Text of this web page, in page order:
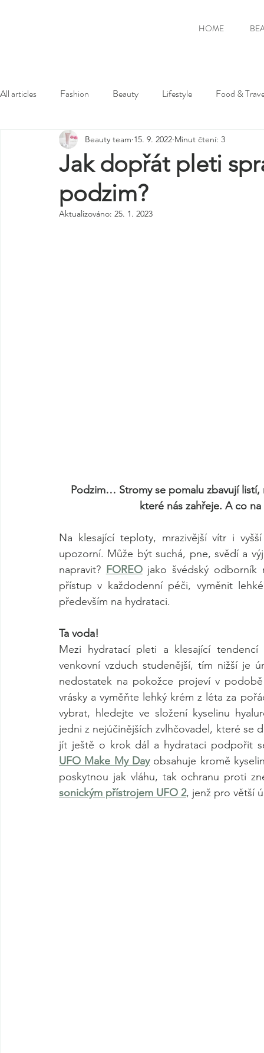
HOME
All articles Fashion Beauty Lifestyle Food &
Jak dopřát pleti
podzim?
Beauty team 15. 9. 2022 Minut čtení: 3
Aktualizováno: 25. 1. 2023
Podzim… Stromy se pomalu zbavují
které nás zahřeje. A co
Na klesající teploty, mrazivější vítr i
upozorní. Může být suchá, pne, svědí a
napravit? FOREO jako švédský odborník
přístup v každodenní péči, vyměnit
především na hydrataci.
Ta voda!
Mezi hydratací pleti a klesající
venkovní vzduch studenější, tím nižší je
nedostatek na pokožce projeví v
vrásky a vyměňte lehký krém z léta za
vybrat, hledejte ve složení kyselinu
jedni z nejúčinějších zvlhčovadel, které se
jít ještě o krok dál a hydrataci podpořit
UFO Make My Day obsahuje kromě
poskytnou jak vláhu, tak ochranu proti
sonickým přístrojem UFO 2, jenž pro větší